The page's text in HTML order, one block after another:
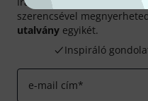
szerencsével
utalvány egyikét.
Inspiráló
e-mail cím*